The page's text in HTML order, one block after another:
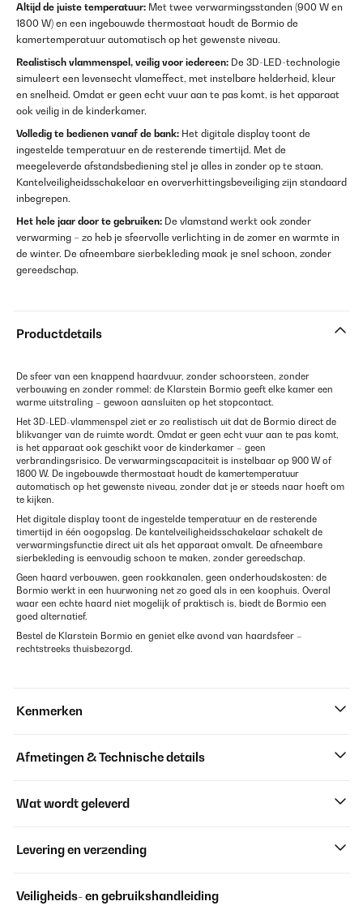
Altijd de juiste temperatuur: Met twee verwarmingsstanden (900 W en
1800 W) en een ingebouwde thermostaat houdt de Bormio de
kamertemperatuur automatisch op het gewenste niveau.
Realistisch vlammenspel, veilig voor iedereen: De 3D-LED-technologie
simuleert een levensecht vlameffect, met instelbare helderheid, kleur
en snelheid. Omdat er geen echt vuur aan te pas komt, is het apparaat
ook veilig in de kinderkamer.
Volledig te bedienen vanaf de bank: Het digitale display toont de
ingestelde temperatuur en de resterende timertijd. Met de
meegeleverde afstandsbediening stel je alles in zonder op te staan.
Kantelveiligheidsschakelaar en oververhittingsbeveiliging zijn standaard
inbegrepen.
Het hele jaar door te gebruiken: De vlamstand werkt ook zonder
verwarming – zo heb je sfeervolle verlichting in de zomer en warmte in
de winter. De afneembare sierbekleding maak je snel schoon, zonder
gereedschap.
Productdetails
De sfeer van een knappend haardvuur, zonder schoorsteen, zonder
verbouwing en zonder rommel: de Klarstein Bormio geeft elke kamer een
warme uitstraling – gewoon aansluiten op het stopcontact.
Het 3D-LED-vlammenspel ziet er zo realistisch uit dat de Bormio direct de
blikvanger van de ruimte wordt. Omdat er geen echt vuur aan te pas komt,
is het apparaat ook geschikt voor de kinderkamer – geen
verbrandingsrisico. De verwarmingscapaciteit is instelbaar op 900 W of
1800 W. De ingebouwde thermostaat houdt de kamertemperatuur
automatisch op het gewenste niveau, zonder dat je er steeds naar hoeft om
te kijken.
Het digitale display toont de ingestelde temperatuur en de resterende
timertijd in één oogopslag. De kantelveiligheidsschakelaar schakelt de
verwarmingsfunctie direct uit als het apparaat omvalt. De afneembare
sierbekleding is eenvoudig schoon te maken, zonder gereedschap.
Geen haard verbouwen, geen rookkanalen, geen onderhoudskosten: de
Bormio werkt in een huurwoning net zo goed als in een koophuis. Overal
waar een echte haard niet mogelijk of praktisch is, biedt de Bormio een
goed alternatief.
Bestel de Klarstein Bormio en geniet elke avond van haardsfeer –
rechtstreeks thuisbezorgd.
Kenmerken
Afmetingen & Technische details
Wat wordt geleverd
Levering en verzending
Veiligheids- en gebruikshandleiding